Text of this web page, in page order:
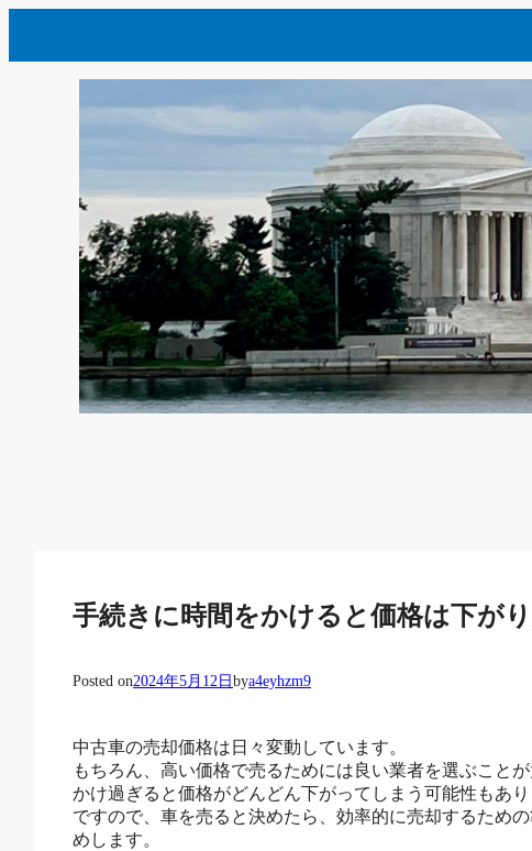
を
手続きに時間をかけると価格は下が
Posted on2024年5月12日bya4eyhzm9
中古車の売却価格は日々変動しています。
もちろん、高い価格で売るためには良い業者を選ぶこと
かけ過ぎると価格がどんどん下がってしまう可能性もあり
ですので、車を売ると決めたら、効率的に売却するため
めします。